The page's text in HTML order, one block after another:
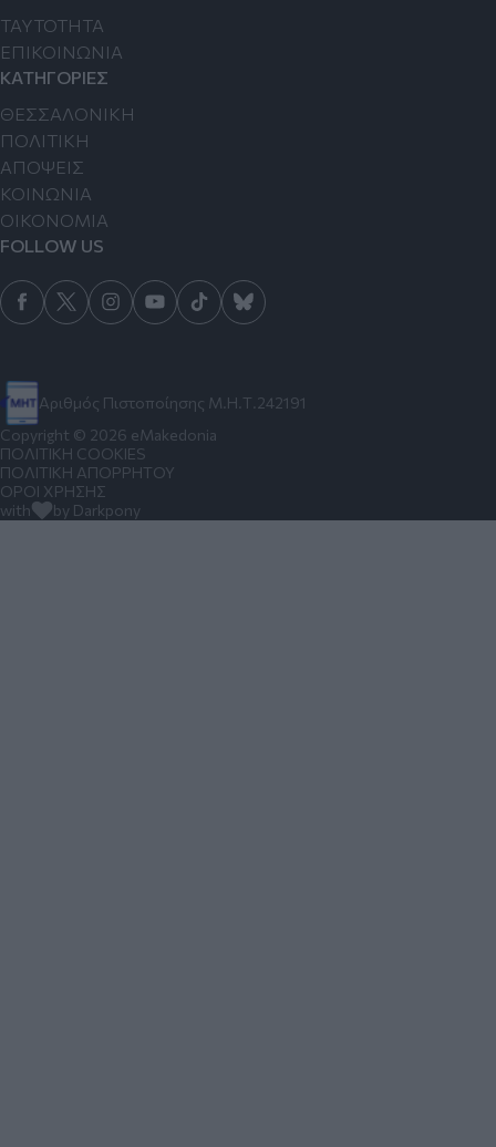
Αριθμός Πιστοποίησης Μ.Η.Τ.242191
TAYTOTHTA
ΕΠΙΚΟΙΝΩΝΙΑ
ΚΑΤΗΓΟΡΙΕΣ
ΘΕΣΣΑΛΟΝΙΚΗ
ΠΟΛΙΤΙΚΗ
ΑΠΟΨΕΙΣ
ΚΟΙΝΩΝΙΑ
ΟΙΚΟΝΟΜΙΑ
FOLLOW US
Copyright © 2026 eMakedonia
ΠΟΛΙΤΙΚΗ COOKIES
ΠΟΛΙΤΙΚΗ ΑΠΟΡΡΗΤΟΥ
ΟΡΟΙ ΧΡΗΣΗΣ
with
by Darkpony